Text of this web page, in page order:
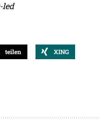
led
teilen
XING